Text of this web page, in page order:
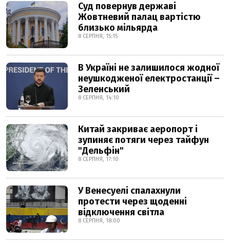
Суд повернув державі
Жовтневий палац вартістю
близько мільярда
8 СЕРПНЯ, 15:15
В Україні не залишилося жодної
неушкодженої електростанції –
Зеленський
8 СЕРПНЯ, 14:10
Китай закриває аеропорт і
зупиняє потяги через тайфун
"Дельфін"
8 СЕРПНЯ, 17:10
У Венесуелі спалахнули
протести через щоденні
відключення світла
8 СЕРПНЯ, 18:00